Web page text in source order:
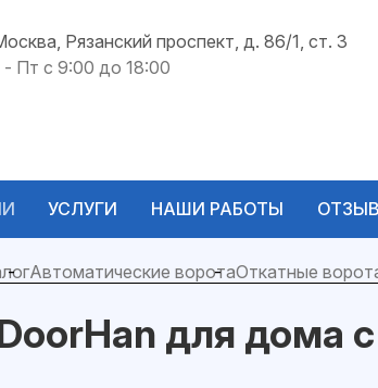
Рязанский проспект, д. 86/1, ст. 3
- Пт с 9:00 до 18:00
УСЛУГИ НАШИ РАБОТЫ
Автоматические воротаОткатные
для дома